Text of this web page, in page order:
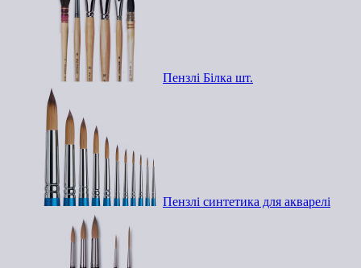
Пензлі Білка шт.
Пензлі синтетика для акварелі